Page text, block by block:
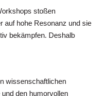
stoßen
auf hohe Resonanz und sie
bekämpfen. Deshalb
wissenschaftlichen
den humorvollen